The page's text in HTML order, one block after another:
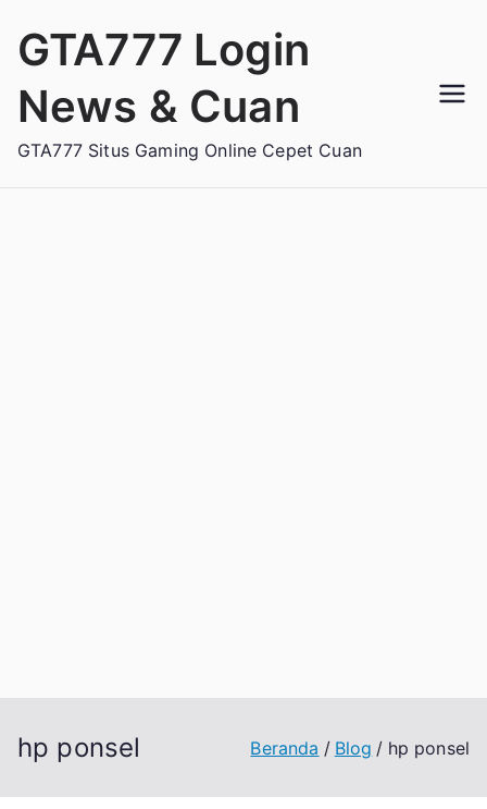
GTA777 Login
News & Cuan
GTA777 Situs Gaming Online Cepet Cuan
hp ponsel Beranda Blog hp ponsel